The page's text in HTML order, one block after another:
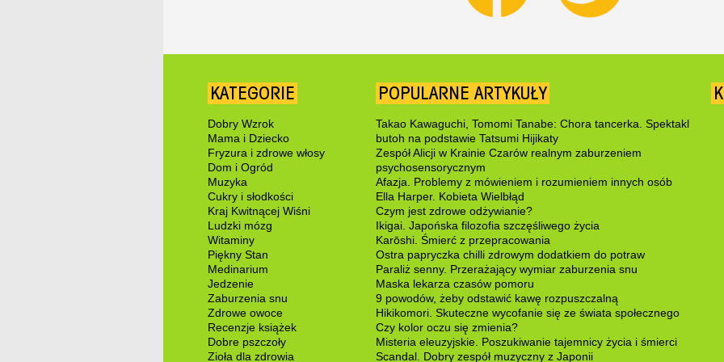
KATEGORIE
Dobry Wzrok
Mama i Dziecko
Fryzura i zdrowe włosy
Dom i Ogród
Muzyka
Cukry i słodkości
Kraj Kwitnącej Wiśni
Ludzki mózg
Witaminy
Piękny Stan
Medinarium
Jedzenie
Zaburzenia snu
Zdrowe owoce
Recenzje książek
Dobre pszczoły
Zioła dla zdrowia
POPULARNE ARTYKUŁY
Takao Kawaguchi, Tomomi Tanabe: Chora tancerka. Spektakl
butoh na podstawie Tatsumi Hijikaty
Zespół Alicji w Krainie Czarów realnym zaburzeniem
psychosensorycznym
Afazja. Problemy z mówieniem i rozumieniem innych osób
Ella Harper. Kobieta Wielbłąd
Czym jest zdrowe odżywianie?
Ikigai. Japońska filozofia szczęśliwego życia
Karōshi. Śmierć z przepracowania
Ostra papryczka chilli zdrowym dodatkiem do potraw
Paraliż senny. Przerażający wymiar zaburzenia snu
Maska lekarza czasów pomoru
9 powodów, żeby odstawić kawę rozpuszczalną
Hikikomori. Skuteczne wycofanie się ze świata społecznego
Czy kolor oczu się zmienia?
Misteria eleuzyjskie. Poszukiwanie tajemnicy życia i śmierci
Scandal. Dobry zespół muzyczny z Japonii